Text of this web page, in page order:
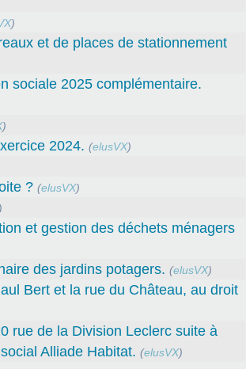
)
et de places de stationnement
sociale 2025 complémentaire.
)
2024. (elusVX)
? (elusVX)
et gestion des déchets ménagers
des jardins potagers. (elusVX)
Bert et la rue du Château, au droit
rue de la Division Leclerc suite à
Alliade Habitat. (elusVX)